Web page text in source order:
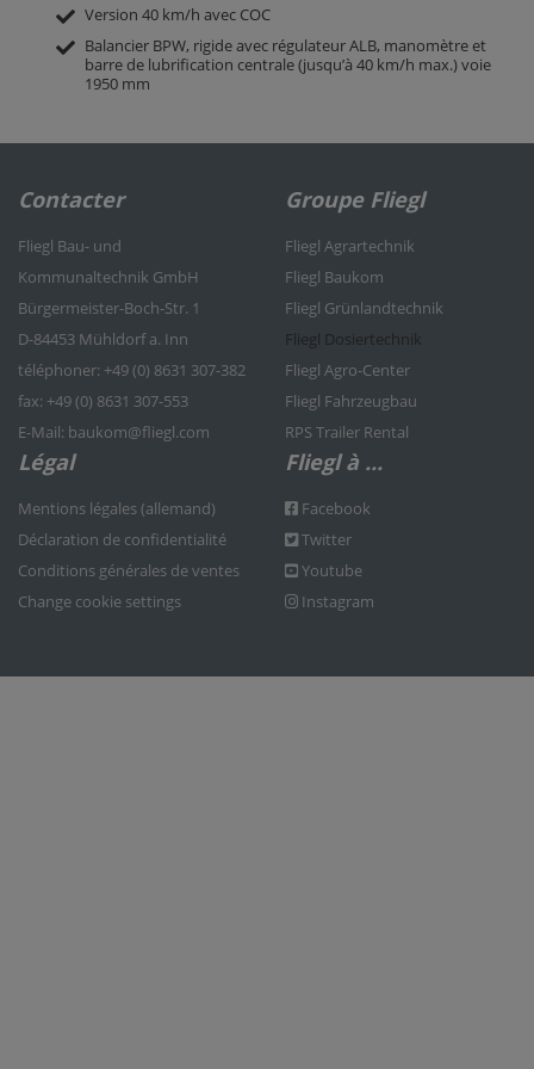
Version 40 km/h avec COC
Balancier BPW, rigide avec régulateur ALB, manomètre et
barre de lubrification centrale (jusqu’à 40 km/h max.) voie
1950 mm
Contacter
Fliegl Bau- und
Kommunaltechnik GmbH
Bürgermeister-Boch-Str. 1
D-84453 Mühldorf a. Inn
téléphoner: +49 (0) 8631 307-382
fax: +49 (0) 8631 307-553
E-Mail: baukom@fliegl.com
Groupe Fliegl
Fliegl Agrartechnik
Fliegl Baukom
Fliegl Grünlandtechnik
Fliegl Dosiertechnik
Fliegl Agro-Center
Fliegl Fahrzeugbau
RPS Trailer Rental
Légal
Mentions légales (allemand)
Déclaration de confidentialité
Conditions générales de ventes
Change cookie settings
Fliegl à ...
Facebook
Twitter
Youtube
Instagram